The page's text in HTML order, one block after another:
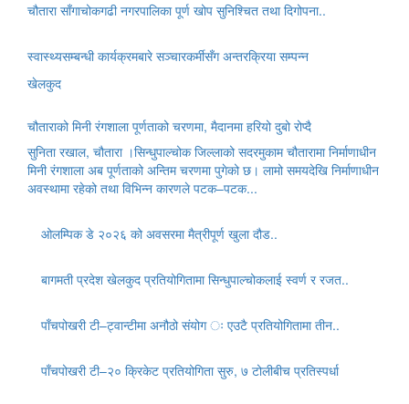
चौतारा साँगाचोकगढी नगरपालिका पूर्ण खोप सुनिश्चित तथा दिगोपना..
स्वास्थ्यसम्बन्धी कार्यक्रमबारे सञ्चारकर्मीसँग अन्तरक्रिया सम्पन्न
खेलकुद
चौताराको मिनी रंगशाला पूर्णताको चरणमा, मैदानमा हरियो दुबो रोप्दै
सुनिता रखाल, चौतारा ।सिन्धुपाल्चोक जिल्लाको सदरमुकाम चौतारामा निर्माणाधीन
मिनी रंगशाला अब पूर्णताको अन्तिम चरणमा पुगेको छ। लामो समयदेखि निर्माणाधीन
अवस्थामा रहेको तथा विभिन्न कारणले पटक–पटक...
ओलम्पिक डे २०२६ को अवसरमा मैत्रीपूर्ण खुला दौड..
बागमती प्रदेश खेलकुद प्रतियोगितामा सिन्धुपाल्चोकलाई स्वर्ण र रजत..
पाँचपोखरी टी–ट्वान्टीमा अनौठो संयोग ः एउटै प्रतियोगितामा तीन..
पाँचपोखरी टी–२० क्रिकेट प्रतियोगिता सुरु, ७ टोलीबीच प्रतिस्पर्धा